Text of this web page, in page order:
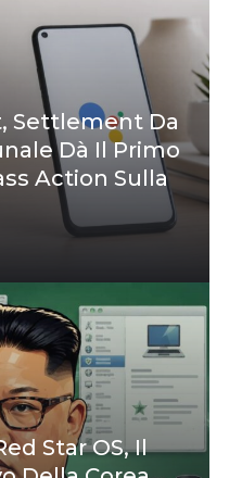
Settlement Da
Dà Il Primo
Action Sulla
Star OS, Il